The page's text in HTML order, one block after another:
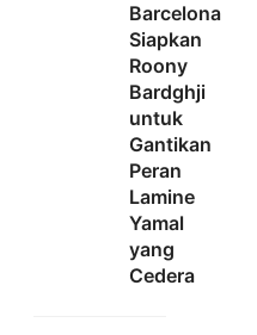
Barcelona
Siapkan
Roony
Bardghji
untuk
Gantikan
Peran
Lamine
Yamal
yang
Cedera